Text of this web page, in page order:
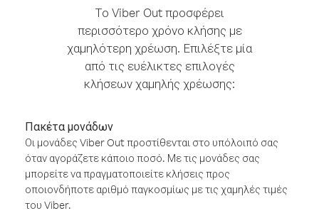
Το Viber Out προσφέρει
περισσότερο χρόνο κλήσης με
χαμηλότερη χρέωση. Επιλέξτε μία
από τις ευέλικτες επιλογές
κλήσεων χαμηλής χρέωσης:
Πακέτα μονάδων
Οι μονάδες Viber Out προστίθενται στο υπόλοιπό σας
όταν αγοράζετε κάποιο ποσό. Με τις μονάδες σας
μπορείτε να πραγματοποιείτε κλήσεις προς
οποιονδήποτε αριθμό παγκοσμίως με τις χαμηλές τιμές
του Viber.